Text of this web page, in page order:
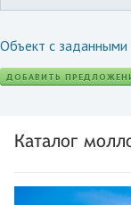
Объект с
ДОБАВИТЬ
Каталог